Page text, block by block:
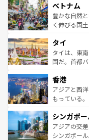
参照してほし
容にもいい
照してほし
き、地方に
できる。そ
まで、さま
リティに包
覧を参照し
ベトナム
豊かな自然
く伸びる国
急速な発展
ーチミン市
醸し出して
とつ。フォ
ひ現地で味
が旅行者を
参照してほし
タイ
タイは、東
国だ。首都
の活気が交
帯で自然と
いビーチで
激する。気
が待ってい
た文化、そ
香港
アジアと西
もっている
み、どこを
ており、効
うな絶景か
シンガポ
アジアの交
シンガポー